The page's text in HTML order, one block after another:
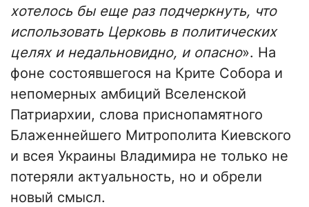
хотелось бы еще раз подчеркнуть, что
использовать Церковь в политических
целях и недальновидно, и опасно». На
фоне состоявшегося на Крите Собора и
непомерных амбиций Вселенской
Патриархии, слова приснопамятного
Блаженнейшего Митрополита Киевского
и всея Украины Владимира не только не
потеряли актуальность, но и обрели
новый смысл.